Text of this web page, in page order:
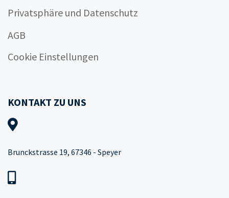
Privatsphäre und Datenschutz
AGB
Cookie Einstellungen
KONTAKT ZU UNS
Brunckstrasse 19, 67346 - Speyer